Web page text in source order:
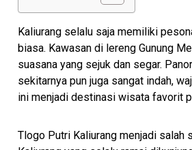
Kaliurang selalu saja memiliki
biasa. Kawasan di lereng Gunung
suasana yang sejuk dan segar.
sekitarnya pun juga sangat indah,
ini menjadi destinasi wisata favorit
Tlogo Putri Kaliurang menjadi salah